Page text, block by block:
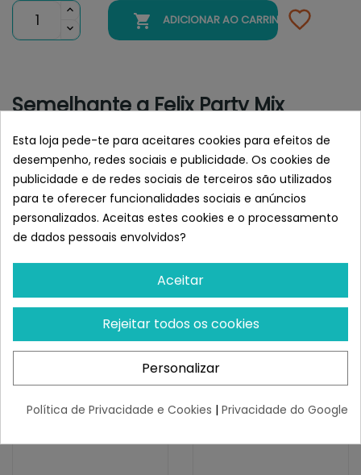
 ADICIONAR AO CARRINHO
Semelhante a Felix Party Mix
Félix Crispies Buey Y Pollo
Mediterranean Serrano
Snacks Para Gatos Urinary
Pollo
Esta loja pede-te para aceitares cookies para efeitos de
desempenho, redes sociais e publicidade. Os cookies de
publicidade e de redes sociais de terceiros são utilizados
para te oferecer funcionalidades sociais e anúncios
personalizados. Aceitas estes cookies e o processamento
de dados pessoais envolvidos?
Aceitar
Rejeitar todos os cookies
Personalizar
Política de Privacidade e Cookies | Privacidade do Google